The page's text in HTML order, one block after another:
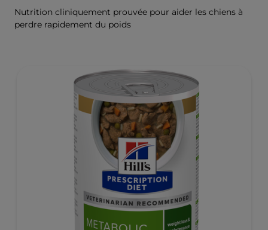
Nutrition cliniquement prouvée pour aider les chiens à
perdre rapidement du poids